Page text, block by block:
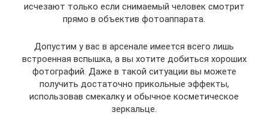
исчезают только если снимаемый человек смотрит
прямо в объектив фотоаппарата.
Допустим у вас в арсенале имеется всего лишь
встроенная вспышка, а вы хотите добиться хороших
фотографий. Даже в такой ситуации вы можете
получить достаточно прикольные эффекты,
использовав смекалку и обычное косметическое
зеркальце.